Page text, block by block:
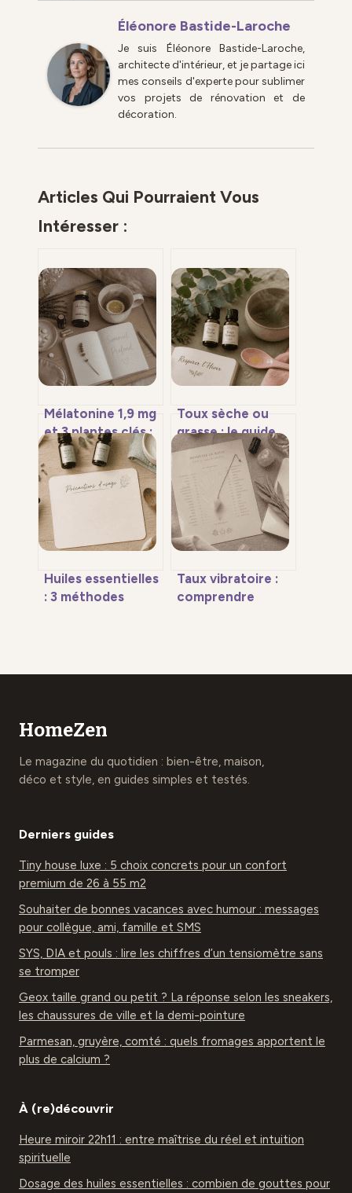
Éléonore Bastide-Laroche
Je suis Éléonore Bastide-Laroche,
architecte d'intérieur, et je partage ici
mes conseils d'experte pour sublimer
vos projets de rénovation et de
décoration.
Articles Qui Pourraient Vous
Intéresser :
Mélatonine 1,9 mg
et 3 plantes clés :
le protocole
naturel pour des
nuits complètes
Toux sèche ou
grasse : le guide
des huiles
essentielles pour
respirer librement
Huiles essentielles
: 3 méthodes
Taux vibratoire :
comprendre
HomeZen
Le magazine du quotidien : bien-être, maison,
déco et style, en guides simples et testés.
Derniers guides
Tiny house luxe : 5 choix concrets pour un confort
premium de 26 à 55 m2
Souhaiter de bonnes vacances avec humour : messages
pour collègue, ami, famille et SMS
SYS, DIA et pouls : lire les chiffres d’un tensiomètre sans
se tromper
Geox taille grand ou petit ? La réponse selon les sneakers,
les chaussures de ville et la demi-pointure
Parmesan, gruyère, comté : quels fromages apportent le
plus de calcium ?
À (re)découvrir
Heure miroir 22h11 : entre maîtrise du réel et intuition
spirituelle
Dosage des huiles essentielles : combien de gouttes pour